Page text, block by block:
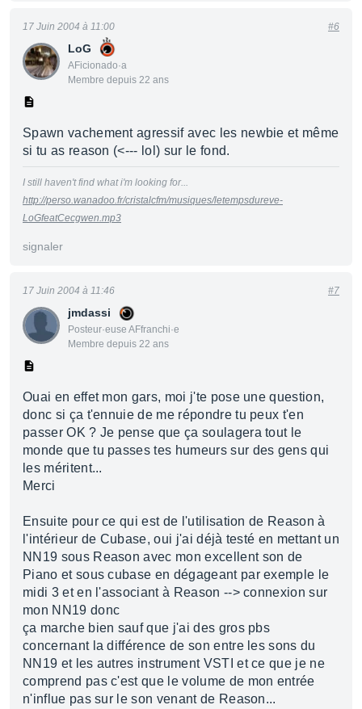
LoG
AFicionado·a
Membre depuis 22 ans
17 Juin 2004 à 11:00 #6
Spawn vachement agressif avec les newbie et même
si tu as reason (<--- lol) sur le fond.
I still haven't find what i'm looking for...
http://perso.wanadoo.fr/cristalcfm/musiques/letempsdureve-
LoGfeatCecgwen.mp3
signaler
jmdassi
Posteur·euse AFfranchi·e
Membre depuis 22 ans
17 Juin 2004 à 11:46 #7
Ouai en effet mon gars, moi j'te pose une question,
donc si ça t'ennuie de me répondre tu peux t'en
passer OK ? Je pense que ça soulagera tout le
monde que tu passes tes humeurs sur des gens qui
les méritent...
Merci
Ensuite pour ce qui est de l'utilisation de Reason à
l'intérieur de Cubase, oui j'ai déjà testé en mettant un
NN19 sous Reason avec mon excellent son de
Piano et sous cubase en dégageant par exemple le
midi 3 et en l'associant à Reason --> connexion sur
mon NN19 donc
ça marche bien sauf que j'ai des gros pbs
concernant la différence de son entre les sons du
NN19 et les autres instrument VSTI et ce que je ne
comprend pas c'est que le volume de mon entrée
n'influe pas sur le son venant de Reason...